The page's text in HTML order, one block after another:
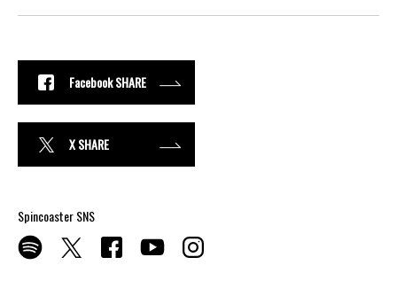
Facebook SHARE
X SHARE
Spincoaster SNS